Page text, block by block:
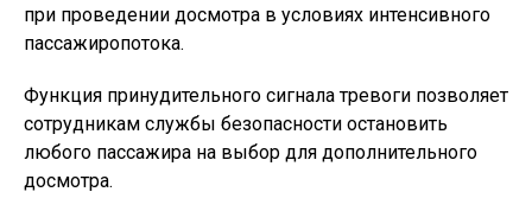
при проведении досмотра в условиях интенсивного
пассажиропотока.
Функция принудительного сигнала тревоги позволяет
сотрудникам службы безопасности остановить
любого пассажира на выбор для дополнительного
досмотра.